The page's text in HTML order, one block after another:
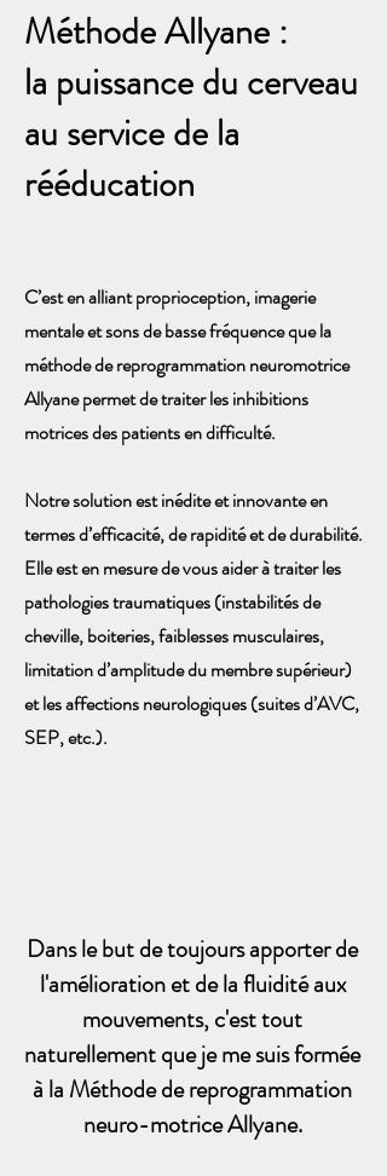
Méthode Allyane :
la puissance du cerveau
au service de la
rééducation
C’est en alliant proprioception, imagerie
mentale et sons de basse fréquence que la
méthode de reprogrammation neuromotrice
Allyane permet de traiter les inhibitions
motrices des patients en difficulté.
Notre solution est inédite et innovante en
termes d’efficacité, de rapidité et de durabilité.
Elle est en mesure de vous aider à traiter les
pathologies traumatiques (instabilités de
cheville, boiteries, faiblesses musculaires,
limitation d’amplitude du membre supérieur)
et les affections neurologiques (suites d’AVC,
SEP, etc.).
Dans le but de toujours apporter de
l'amélioration et de la fluidité aux
mouvements, c'est tout
naturellement que je me suis formée
à la Méthode de reprogrammation
neuro-motrice Allyane.